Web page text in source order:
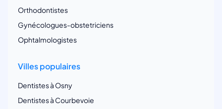
Orthodontistes
Gynécologues-obstetriciens
Ophtalmologistes
Villes populaires
Dentistes à Osny
Dentistes à Courbevoie